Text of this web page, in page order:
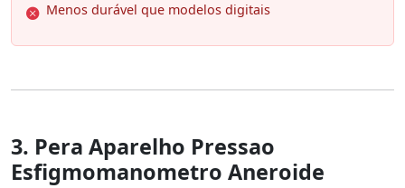
Menos durável que modelos digitais
3. Pera Aparelho Pressao
Esfigmomanometro Aneroide